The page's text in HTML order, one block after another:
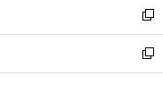
で
開
く
ド
ウ
で
開
ィ
ン
ド
ウ
い
ウ
ィ
ン
新
し
い
ウ
新
し